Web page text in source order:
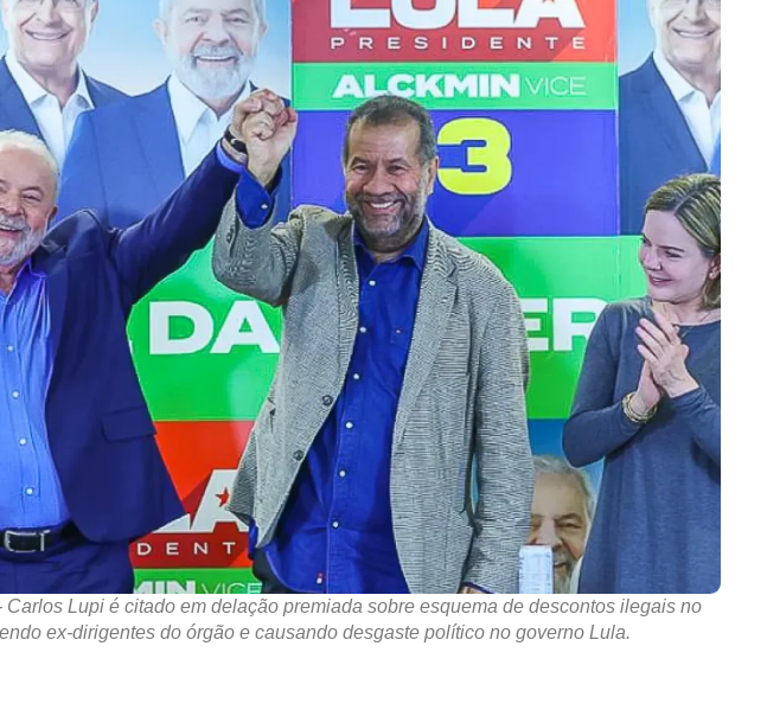
Carlos Lupi é citado em delação premiada sobre esquema de descontos ilegais no
ex-dirigentes do órgão e causando desgaste político no governo Lula.